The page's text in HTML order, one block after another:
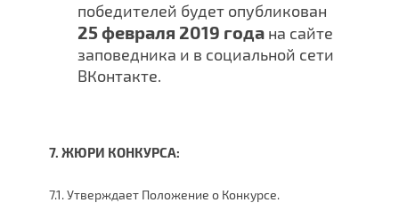
победителей будет опубликован
25 февраля 2019 года на сайте
заповедника и в социальной сети
ВКонтакте.
7. ЖЮРИ КОНКУРСА:
7.1. Утверждает Положение о Конкурсе.